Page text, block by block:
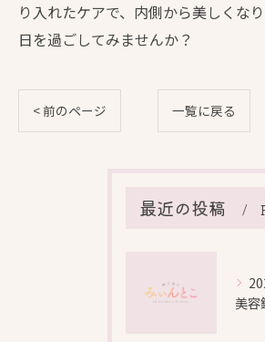
り入れたケアで、内側から美しくな
日を過ごしてみませんか？
< 前のページ 一覧に戻る
最近の投稿